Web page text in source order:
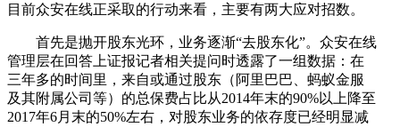
目前众安在线正采取的行动来看，主要有两大应对招数。
首先是抛开股东光环，业务逐渐“去股东化”。众安在线
管理层在回答上证报记者相关提问时透露了一组数据：在
三年多的时间里，来自或通过股东（阿里巴巴、蚂蚁金服
及其附属公司等）的总保费占比从2014年末的90%以上降至
2017年6月末的50%左右，对股东业务的依存度已经明显减